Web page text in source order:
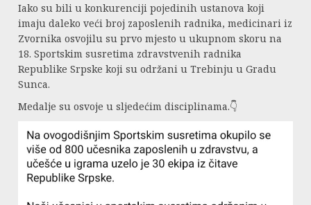
Iako su bili u konkurenciji pojedinih ustanova koji
imaju daleko veći broj zaposlenih radnika, medicinari iz
Zvornika osvojilu su prvo mjesto u ukupnom skoru na
18. Sportskim susretima zdravstvenih radnika
Republike Srpske koji su održani u Trebinju u Gradu
Sunca.
Medalje su osvoje u sljedećim disciplinama.👇